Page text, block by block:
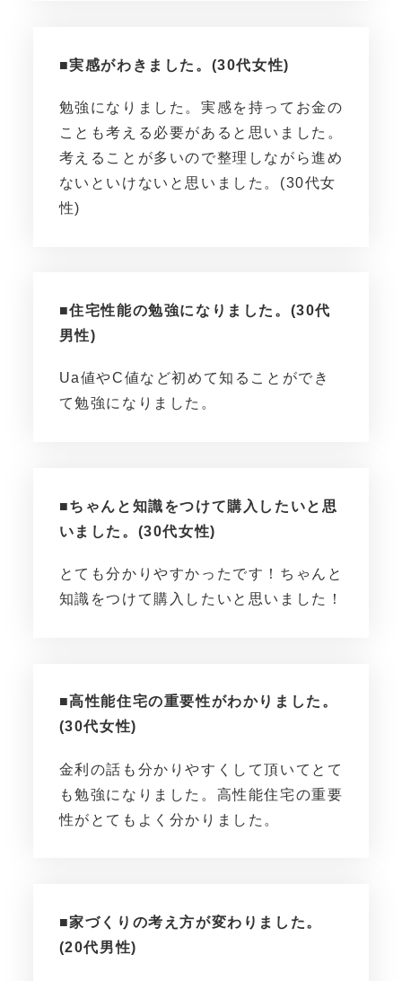
■実感がわきました。(30代女性)
勉強になりました。実感を持ってお金の
ことも考える必要があると思いました。
考えることが多いので整理しながら進め
ないといけないと思いました。(30代女
性)
■住宅性能の勉強になりました。(30代
男性)
Ua値やC値など初めて知ることができ
て勉強になりました。
■ちゃんと知識をつけて購入したいと思
いました。(30代女性)
とても分かりやすかったです！ちゃんと
知識をつけて購入したいと思いました！
■高性能住宅の重要性がわかりました。
(30代女性)
金利の話も分かりやすくして頂いてとて
も勉強になりました。高性能住宅の重要
性がとてもよく分かりました。
■家づくりの考え方が変わりました。
(20代男性)